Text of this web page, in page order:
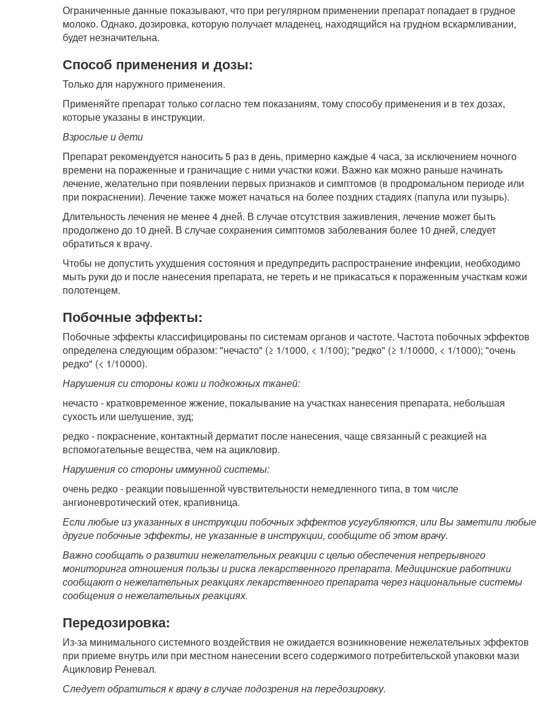
Ограниченные данные показывают, что при регулярном применении препарат попадает в грудное
молоко. Однако, дозировка, которую получает младенец, находящийся на грудном вскармливании,
будет незначительна.
Способ применения и дозы:
Только для наружного применения.
Применяйте препарат только согласно тем показаниям, тому способу применения и в тех дозах,
которые указаны в инструкции.
Взрослые и дети
Препарат рекомендуется наносить 5 раз в день, примерно каждые 4 часа, за исключением ночного
времени на пораженные и граничащие с ними участки кожи. Важно как можно раньше начинать
лечение, желательно при появлении первых признаков и симптомов (в продромальном периоде или
при покраснении). Лечение также может начаться на более поздних стадиях (папула или пузырь).
Длительность лечения не менее 4 дней. В случае отсутствия заживления, лечение может быть
продолжено до 10 дней. В случае сохранения симптомов заболевания более 10 дней, следует
обратиться к врачу.
Чтобы не допустить ухудшения состояния и предупредить распространение инфекции, необходимо
мыть руки до и после нанесения препарата, не тереть и не прикасаться к пораженным участкам кожи
полотенцем.
Побочные эффекты:
Побочные эффекты классифицированы по системам органов и частоте. Частота побочных эффектов
определена следующим образом: "нечасто" (≥ 1/1000, < 1/100); "редко" (≥ 1/10000, < 1/1000); "очень
редко" (< 1/10000).
Нарушения си стороны кожи и подкожных тканей:
нечасто - кратковременное жжение, покалывание на участках нанесения препарата, небольшая
сухость или шелушение, зуд;
редко - покраснение, контактный дерматит после нанесения, чаще связанный с реакцией на
вспомогательные вещества, чем на ацикловир.
Нарушения со стороны иммунной системы:
очень редко - реакции повышенной чувствительности немедленного типа, в том числе
ангионевротический отек, крапивница.
Если любые из указанных в инструкции побочных эффектов усугубляются, или Вы заметили любые
другие побочные эффекты, не указанные в инструкции, сообщите об этом врачу.
Важно сообщать о развитии нежелательных реакции с целью обеспечения непрерывного
мониторинга отношения пользы и риска лекарственного препарата. Медицинские работники
сообщают о нежелательных реакциях лекарственного препарата через национальные системы
сообщения о нежелательных реакциях.
Передозировка:
Из-за минимального системного воздействия не ожидается возникновение нежелательных эффектов
при приеме внутрь или при местном нанесении всего содержимого потребительской упаковки мази
Ацикловир Реневал.
Следует обратиться к врачу в случае подозрения на передозировку.